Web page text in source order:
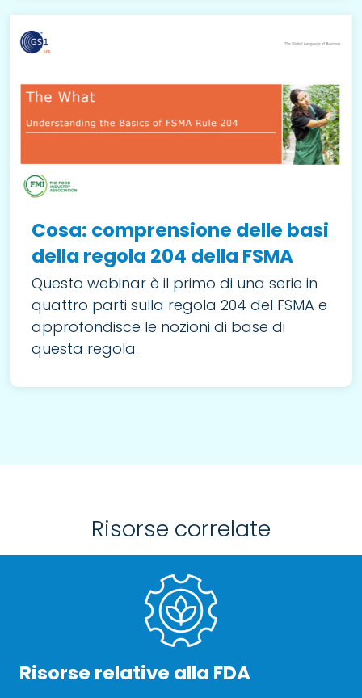
Cosa: comprensione delle basi
della regola 204 della FSMA
Questo webinar è il primo di una serie in
quattro parti sulla regola 204 del FSMA e
approfondisce le nozioni di base di
questa regola.
Risorse correlate
Risorse relative alla FDA